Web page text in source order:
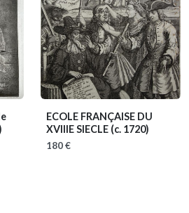
ECOLE FRANÇAISE DU
XVIIIE SIECLE (c. 1720)
180 €